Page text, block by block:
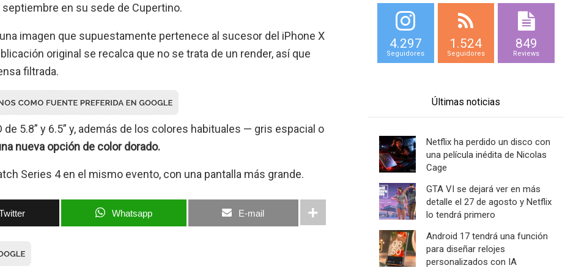
en su sede de Cupertino.
imagen que supuestamente pertenece al sucesor del iPhone X
original se recalca que no se trata de un render, así que
filtrada.
de 5.8” y 6.5” y, además de los colores habituales — gris espacial o
nueva opción de color dorado.
Series 4 en el mismo evento, con una pantalla más grande.
Whatsapp E-mail
4.297
Seguidores
1.524
Seguidores
849
Reviews
Últimas noticias
Netflix ha perdido un disco con
una película inédita de Nicolas
Cage
GTA VI se dejará ver en más
detalle el 27 de agosto y Netflix
lo tendrá primero
Android 17 tendrá una función
para diseñar relojes
personalizados con IA